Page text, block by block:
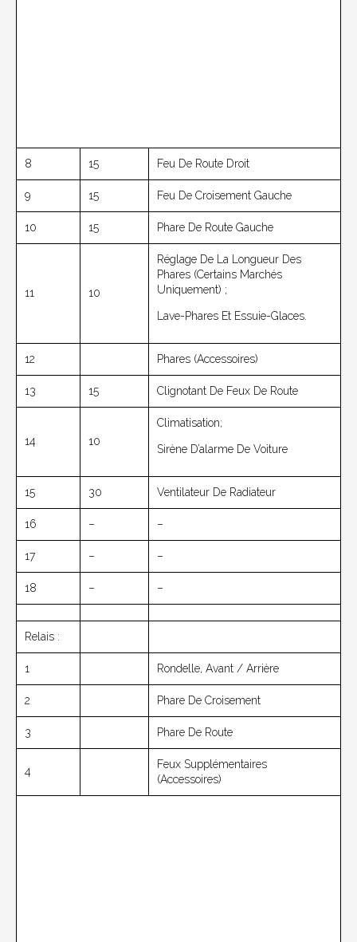
8 15 Feu De Route Droit
9 15 Feu De Croisement Gauche
10 15 Phare De Route Gauche
11 10
Réglage De La Longueur Des
Phares (certains Marchés
Uniquement) ;
Lave-Phares Et Essuie-Glaces.
12 Phares (accessoires)
13 15 Clignotant De Feux De Route
14 10
Climatisation;
Sirène D’alarme De Voiture
15 30 Ventilateur De Radiateur
16 – –
17 – –
18 – –
Relais :
1 Rondelle, Avant / Arrière
2 Phare De Croisement
3 Phare De Route
4
Feux Supplémentaires
(accessoires)